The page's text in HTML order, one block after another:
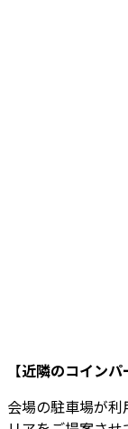
【近隣のコイン
会場の駐車場が